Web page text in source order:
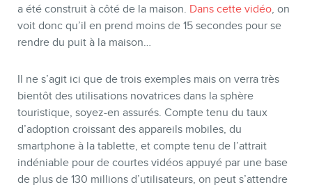
a été construit à côté de la maison. Dans cette vidéo, on
voit donc qu’il en prend moins de 15 secondes pour se
rendre du puit à la maison…
Il ne s’agit ici que de trois exemples mais on verra très
bientôt des utilisations novatrices dans la sphère
touristique, soyez-en assurés. Compte tenu du taux
d’adoption croissant des appareils mobiles, du
smartphone à la tablette, et compte tenu de l’attrait
indéniable pour de courtes vidéos appuyé par une base
de plus de 130 millions d’utilisateurs, on peut s’attendre